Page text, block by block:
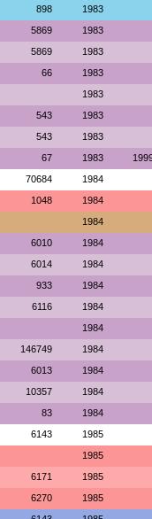
898 1983
5869 1983
5869 1983
66 1983
1983
543 1983
543 1983
67 1983
70684 1984
1048 1984
1984
6010 1984
6014 1984
933 1984
6116 1984
1984
146749 1984
6013 1984
10357 1984
83 1984
6143 1985
1985
6171 1985
6270 1985